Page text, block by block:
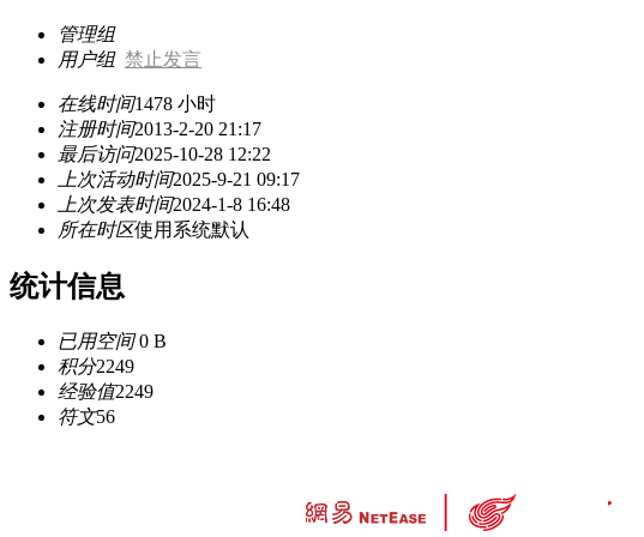
管理组
用户组 禁止发言
在线时间1478 小时
注册时间2013-2-20 21:17
最后访问2025-10-28 12:22
上次活动时间2025-9-21 09:17
上次发表时间2024-1-8 16:48
所在时区使用系统默认
统计信息
已用空间0 B
积分2249
经验值2249
符文56